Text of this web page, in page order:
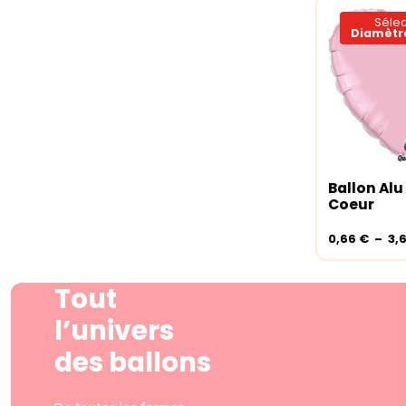
Choix
Ballon
Coeur
0,66 € –
Tout
l’univers
des ballons